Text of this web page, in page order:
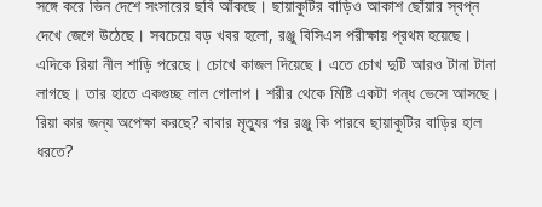
সঙ্গে করে ভিন দেশে সংসারের ছবি আঁকছে। ছায়াকুটির বাড়িও আকাশ ছোঁয়ার স্বপ্ন
দেখে জেগে উঠেছে। সবচেয়ে বড় খবর হলো, রঞ্জু বিসিএস পরীক্ষায় প্রথম হয়েছে।
এদিকে রিয়া নীল শাড়ি পরেছে। চোখে কাজল দিয়েছে। এতে চোখ দুটি আরও টানা টানা
লাগছে। তার হাতে একগুচ্ছ লাল গোলাপ। শরীর থেকে মিষ্টি একটা গন্ধ ভেসে আসছে।
রিয়া কার জন্য অপেক্ষা করছে? বাবার মৃত্যুর পর রঞ্জু কি পারবে ছায়াকুটির বাড়ির হাল
ধরতে?